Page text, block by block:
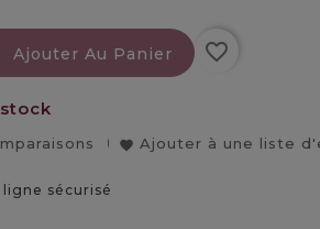
Ajouter Au Panier favorite_border
favorite Ajouter à une liste
sécurisé